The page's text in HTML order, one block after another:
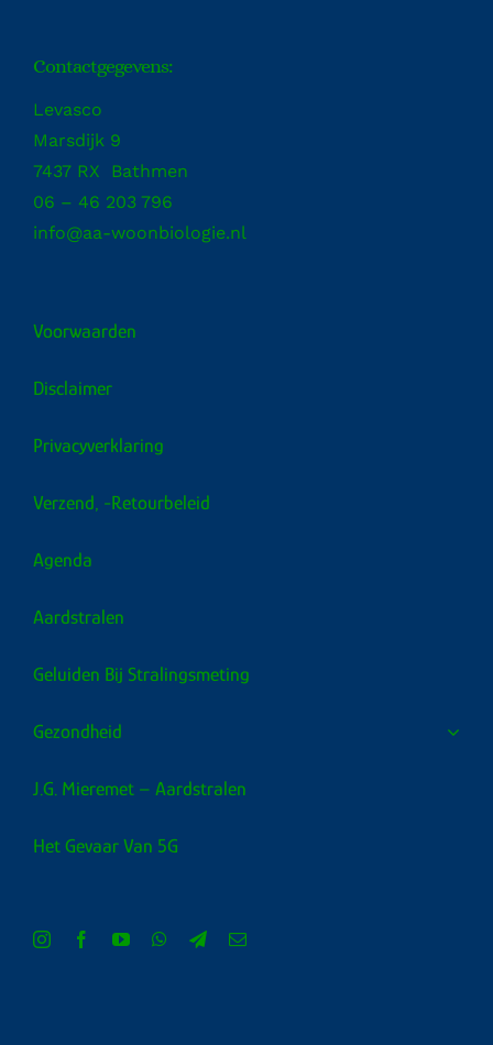
Contactgegevens:
Levasco
Marsdijk 9
7437 RX Bathmen
06 – 46 203 796
info@aa-woonbiologie.nl
Voorwaarden
Disclaimer
Privacyverklaring
Verzend, -retourbeleid
Agenda
Aardstralen
Geluiden Bij Stralingsmeting
Gezondheid
J.G. Mieremet – Aardstralen
Het Gevaar Van 5G